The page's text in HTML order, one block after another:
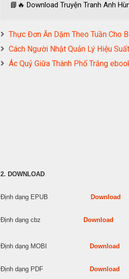
📘🔥 Download Truyện Tranh Anh
Thực Đơn Ăn Dặm Theo Tuần Cho
Cách Người Nhật Quản Lý Hiệu
Ác Quỷ Giữa Thành Phố Trắng
2. DOWNLOAD
Định dạng EPUB Download
Định dạng cbz Download
Định dạng MOBI Download
Định dạng PDF Download